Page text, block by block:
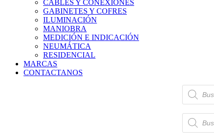
CABLES Y CONEXIONES
GABINETES Y COFRES
ILUMINACIÓN
MANIOBRA
MEDICIÓN E INDICACIÓN
NEUMÁTICA
RESIDENCIAL
MARCAS
CONTACTANOS
Búsqueda
de
productos
Búsqueda
de
productos